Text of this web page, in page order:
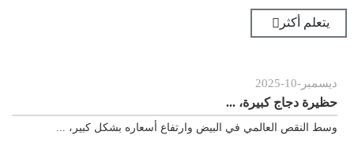
يتعلم أكثر
-
10
-
2025
دجاج كبيرة، ...
النقص العالمي في البيض وارتفاع أسعاره بشكل كبير، ...